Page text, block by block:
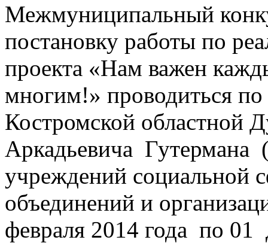
Межмуниципальный
постановку работы по
проекта «Нам важен
многим!» проводиться
Костромской областной
Аркадьевича Гутермана
учреждений социальной
объединений и
февраля 2014 года